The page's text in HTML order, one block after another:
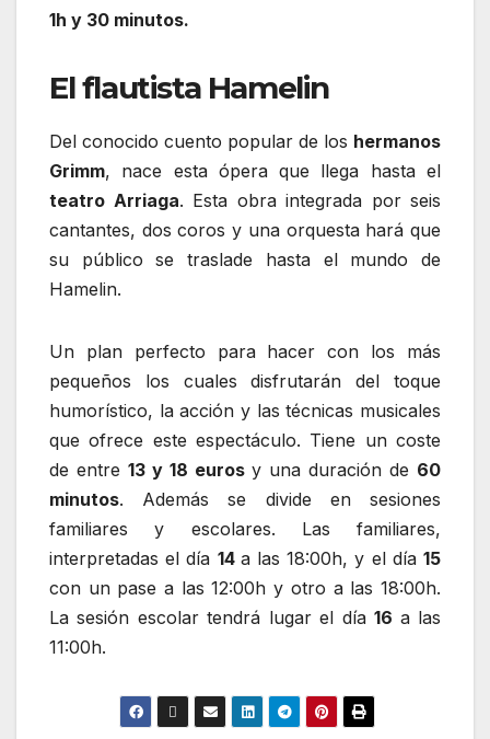
1h y 30 minutos.
El flautista Hamelin
Del conocido cuento popular de los hermanos
Grimm, nace esta ópera que llega hasta el
teatro Arriaga. Esta obra integrada por seis
cantantes, dos coros y una orquesta hará que
su público se traslade hasta el mundo de
Hamelin.
Un plan perfecto para hacer con los más
pequeños los cuales disfrutarán del toque
humorístico, la acción y las técnicas musicales
que ofrece este espectáculo. Tiene un coste
de entre 13 y 18 eurosy una duración de 60
minutos. Además se divide en sesiones
familiares y escolares. Las familiares,
interpretadas el día 14 a las 18:00h, y el día15
con un pase a las 12:00h y otro a las 18:00h.
La sesión escolar tendrá lugar el día16 a las
11:00h.